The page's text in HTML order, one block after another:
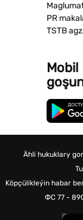
PR
TSTB
Mobil
Ähli hukuklary
Köpçülikleýin habar
ФС 77 -